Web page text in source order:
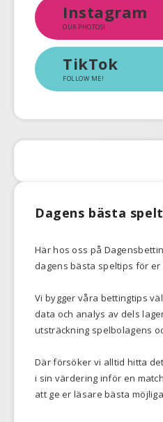
Instagram
OUR PHOTOS!
TikTok
FOLLOW ME!
Dagens bästa
Här hos oss på
dagens bästa speltips för er
Vi bygger våra bettingtips
data och analys av dels
utsträckning spelbolagens
Där försöker vi alltid hitta
i sin värdering inför en
att ge er läsare bästa